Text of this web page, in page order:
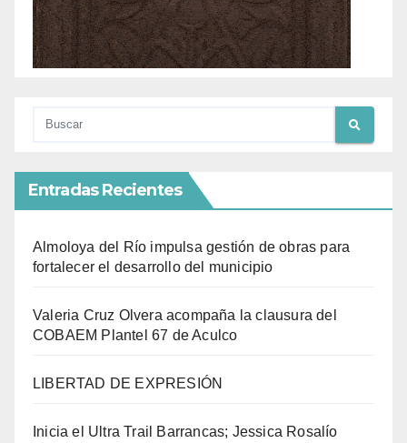
Entradas Recientes
Almoloya del Río impulsa gestión de obras para
fortalecer el desarrollo del municipio
Valeria Cruz Olvera acompaña la clausura del
COBAEM Plantel 67 de Aculco
LIBERTAD DE EXPRESIÓN
Inicia el Ultra Trail Barrancas; Jessica Rosalío